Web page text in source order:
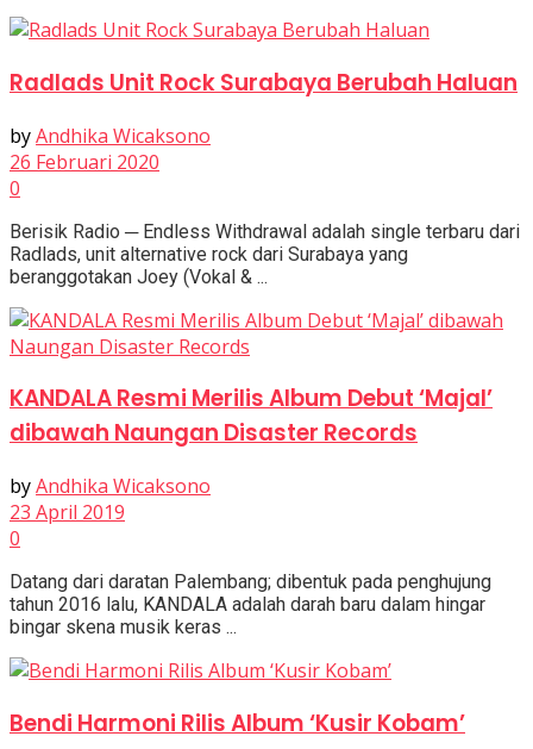
Radlads Unit Rock Surabaya Berubah Haluan
byAndhika Wicaksono
26 Februari 2020
0
Berisik Radio ─ Endless Withdrawal adalah single terbaru dari
Radlads, unit alternative rock dari Surabaya yang
beranggotakan Joey (Vokal & ...
KANDALA Resmi Merilis Album Debut ‘Majal’
dibawah Naungan Disaster Records
byAndhika Wicaksono
23 April 2019
0
Datang dari daratan Palembang; dibentuk pada penghujung
tahun 2016 lalu, KANDALA adalah darah baru dalam hingar
bingar skena musik keras ...
Bendi Harmoni Rilis Album ‘Kusir Kobam’